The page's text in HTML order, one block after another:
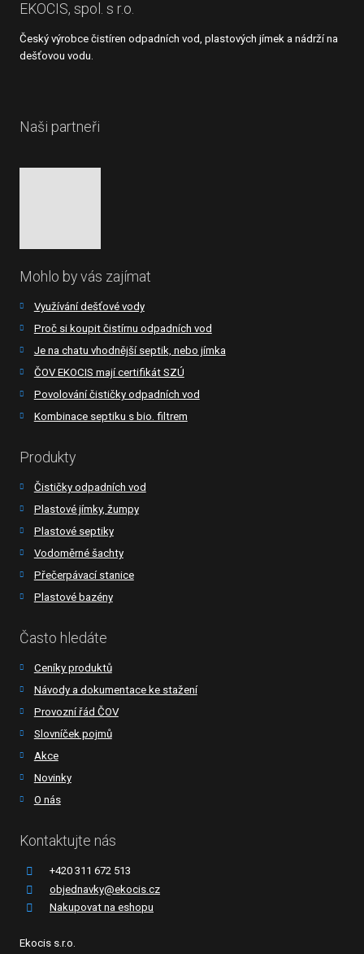
EKOCIS, spol. s r.o.
Český výrobce čistíren odpadních vod, plastových jímek a nádrží na
dešťovou vodu.
Naši partneři
Mohlo by vás zajímat
Využívání dešťové vody
Proč si koupit čistírnu odpadních vod
Je na chatu vhodnější septik, nebo jímka
ČOV EKOCIS mají certifikát SZÚ
Povolování čističky odpadních vod
Kombinace septiku s bio. filtrem
Produkty
Čističky odpadních vod
Plastové jímky, žumpy
Plastové septiky
Vodoměrné šachty
Přečerpávací stanice
Plastové bazény
Často hledáte
Ceníky produktů
Návody a dokumentace ke stažení
Provozní řád ČOV
Slovníček pojmů
Akce
Novinky
O nás
Kontaktujte nás
+420 311 672 513
objednavky@ekocis.cz
Nakupovat na eshopu
Ekocis s.r.o.